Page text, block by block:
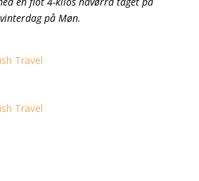
på Møn.